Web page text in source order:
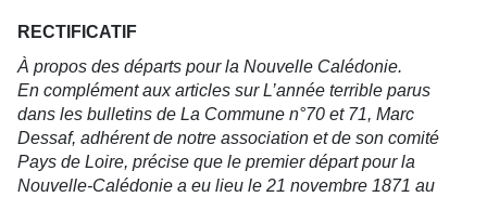
RECTIFICATIF
À propos des départs pour la Nouvelle Calédonie.
En complément aux articles sur L’année terrible parus
dans les bulletins de La Commune n°70 et 71, Marc
Dessaf, adhérent de notre association et de son comité
Pays de Loire, précise que le premier départ pour la
Nouvelle-Calédonie a eu lieu le 21 novembre 1871 au